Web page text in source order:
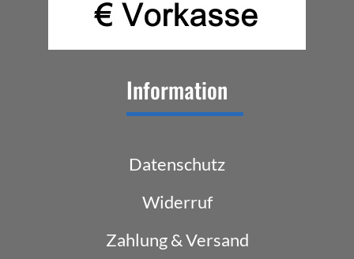
Information
Datenschutz
Widerruf
Zahlung & Versand